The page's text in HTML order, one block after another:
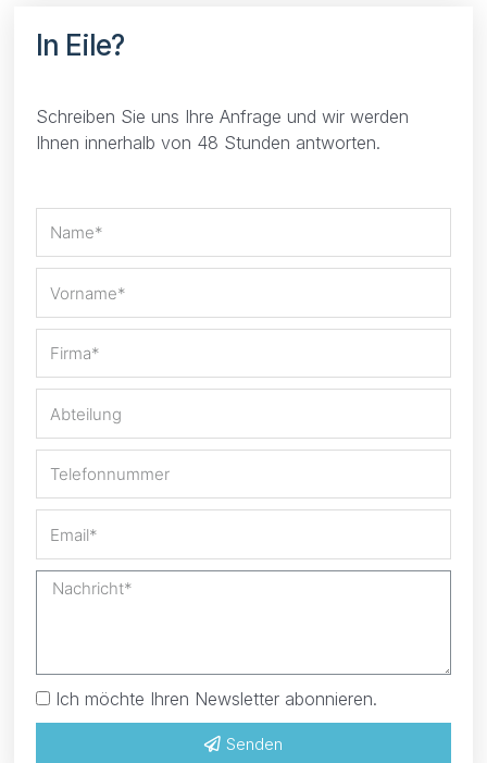
In Eile?
Schreiben Sie uns Ihre Anfrage und wir werden
Ihnen innerhalb von 48 Stunden antworten.
Ich möchte Ihren Newsletter abonnieren.
Senden